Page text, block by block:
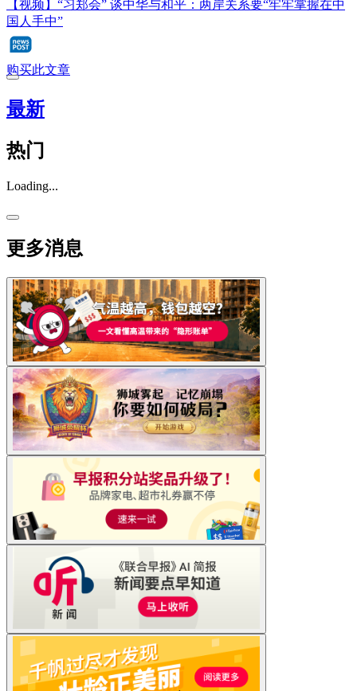
【视频】“习郑会” 谈中华与和平：两岸关系要“牢牢掌握在中
国人手中”
购买此文章
最新
热门
Loading...
更多消息